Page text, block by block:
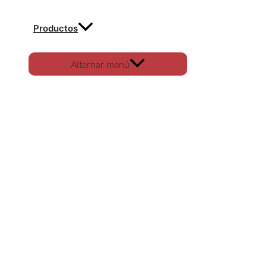
Productos
Alternar menú